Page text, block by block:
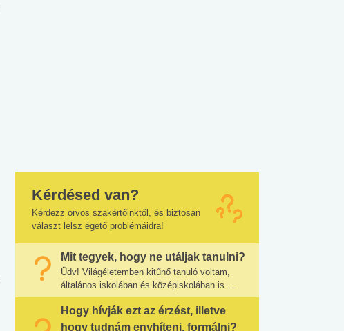
Kérdésed van?
Kérdezz orvos szakértőinktől, és biztosan
választ lelsz égető problémáidra!
Mit tegyek, hogy ne utáljak tanulni?
Üdv! Világéletemben kitűnő tanuló voltam,
általános iskolában és középiskolában is....
Hogy hívják ezt az érzést, illetve
hogy tudnám enyhíteni, formálni?